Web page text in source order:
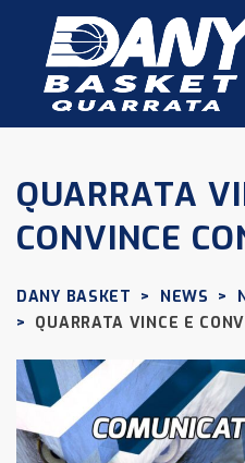
QUARRATA
CONVINCE
DANY BASKET > NEWS >
> QUARRATA VINCE E